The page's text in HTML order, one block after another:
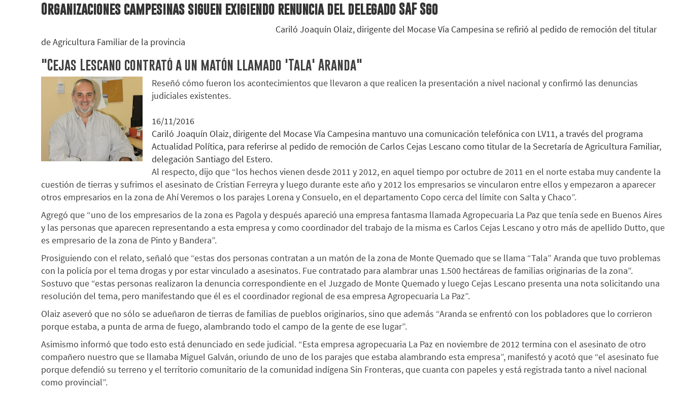
Organizaciones campesinas siguen exigiendo renuncia del delegado SAF Sgo
Cariló Joaquín Olaiz, dirigente del Mocase Vía Campesina se refirió al pedido de remoción del titular
de Agricultura Familiar de la provincia
"Cejas Lescano contrató a un matón llamado 'Tala' Aranda"
Reseñó cómo fueron los acontecimientos que llevaron a que realicen la presentación a nivel nacional y confirmó las denuncias
judiciales existentes.
16/11/2016
Cariló Joaquín Olaiz, dirigente del Mocase Vía Campesina mantuvo una comunicación telefónica con LV11, a través del programa
Actualidad Política, para referirse al pedido de remoción de Carlos Cejas Lescano como titular de la Secretaría de Agricultura Familiar,
delegación Santiago del Estero.
Al respecto, dijo que “los hechos vienen desde 2011 y 2012, en aquel tiempo por octubre de 2011 en el norte estaba muy candente la
cuestión de tierras y sufrimos el asesinato de Cristian Ferreyra y luego durante este año y 2012 los empresarios se vincularon entre ellos y empezaron a aparecer
otros empresarios en la zona de Ahí Veremos o los parajes Lorena y Consuelo, en el departamento Copo cerca del límite con Salta y Chaco”.
Agregó que “uno de los empresarios de la zona es Pagola y después apareció una empresa fantasma llamada Agropecuaria La Paz que tenía sede en Buenos Aires
y las personas que aparecen representando a esta empresa y como coordinador del trabajo de la misma es Carlos Cejas Lescano y otro más de apellido Dutto, que
es empresario de la zona de Pinto y Bandera”.
Prosiguiendo con el relato, señaló que “estas dos personas contratan a un matón de la zona de Monte Quemado que se llama “Tala” Aranda que tuvo problemas
con la policía por el tema drogas y por estar vinculado a asesinatos. Fue contratado para alambrar unas 1.500 hectáreas de familias originarias de la zona”.
Sostuvo que “estas personas realizaron la denuncia correspondiente en el Juzgado de Monte Quemado y luego Cejas Lescano presenta una nota solicitando una
resolución del tema, pero manifestando que él es el coordinador regional de esa empresa Agropecuaria La Paz”.
Olaiz aseveró que no sólo se adueñaron de tierras de familias de pueblos originarios, sino que además “Aranda se enfrentó con los pobladores que lo corrieron
porque estaba, a punta de arma de fuego, alambrando todo el campo de la gente de ese lugar”.
Asimismo informó que todo esto está denunciado en sede judicial. “Esta empresa agropecuaria La Paz en noviembre de 2012 termina con el asesinato de otro
compañero nuestro que se llamaba Miguel Galván, oriundo de uno de los parajes que estaba alambrando esta empresa”, manifestó y acotó que “el asesinato fue
porque defendió su terreno y el territorio comunitario de la comunidad indígena Sin Fronteras, que cuanta con papeles y está registrada tanto a nivel nacional
como provincial”.